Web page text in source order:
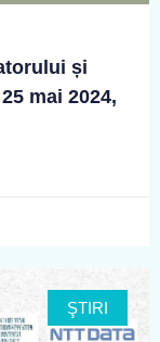
și
mai 2024,
ŞTIRI